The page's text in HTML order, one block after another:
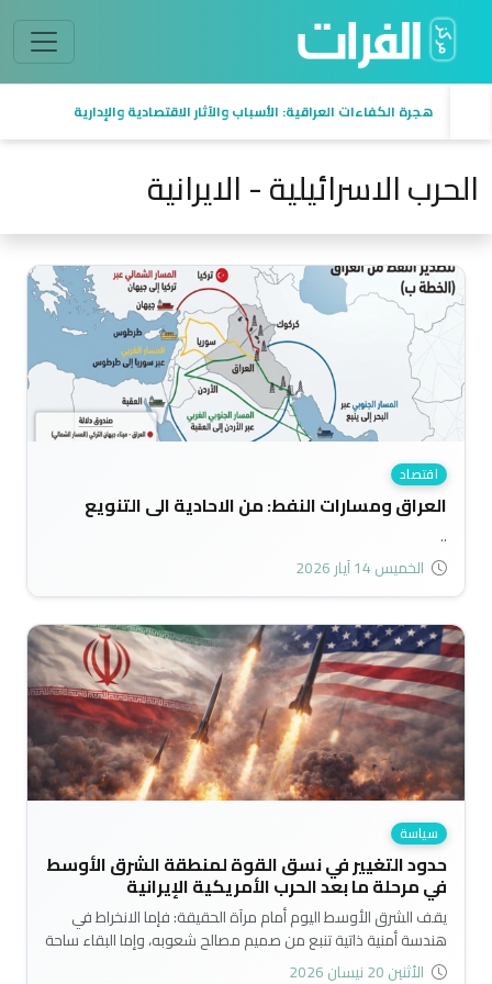
هجرة الكفاءات العراقية: الأسباب والآثار الاقتصادية والإدارية
الحرب الاسرائيلية - الايرانية
اقتصاد
العراق ومسارات النفط: من الاحادية الى التنويع
..
الخميس 14 آيار 2026
سياسة
حدود التغيير في نسق القوة لمنطقة الشرق الأوسط
في مرحلة ما بعد الحرب الأمريكية الإيرانية
يقف الشرق الأوسط اليوم أمام مرآة الحقيقة: فإما الانخراط في
هندسة أمنية ذاتية تنبع من صميم مصالح شعوبه، وإما البقاء ساحة
مستباحة لصراعات 'القوى الذكية التي لا ترحم الضعفاء. وبين حلم
الأثنين 20 نيسان 2026